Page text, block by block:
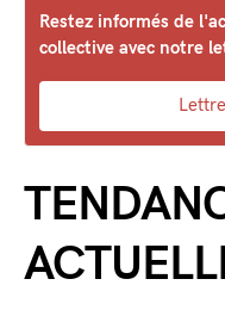
Restez informés de
collective avec notre